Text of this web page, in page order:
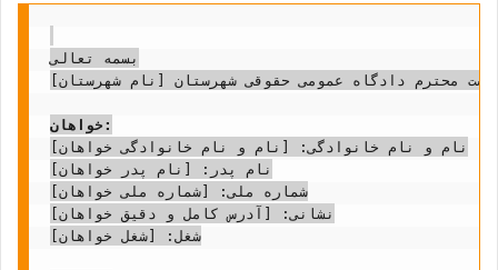
بسمه تعالی
محترم دادگاه عمومی حقوقی شهرستان [نام شهرستان]
خواهان:
نام و نام خانوادگی: [نام و نام خانوادگی خواهان]
نام پدر: [نام پدر خواهان]
شماره ملی: [شماره ملی خواهان]
نشانی: [آدرس کامل و دقیق خواهان]
شغل: [شغل خواهان]